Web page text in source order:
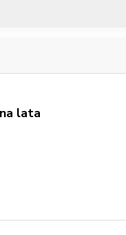
lata